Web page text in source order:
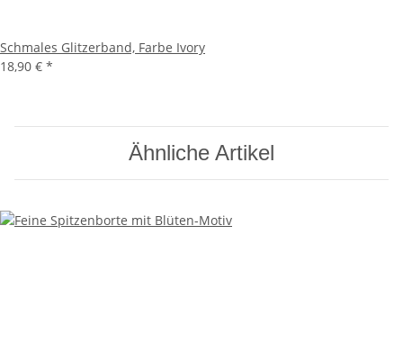
Schmales Glitzerband, Farbe Ivory
18,90 € *
Ähnliche Artikel